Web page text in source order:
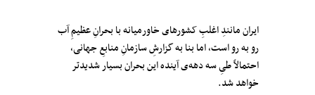
ایران مانندِ‌ اغلبِ کشورهای خاورمیانه با بحرانِ عظیمِ آب
رو به رو است، اما بنا به گزارشِ سازمانِ منابعِ جهانی،
احتمالاً طیِ سه دهه‌ی آینده این بحران بسیار شدیدتر
خواهد شد.